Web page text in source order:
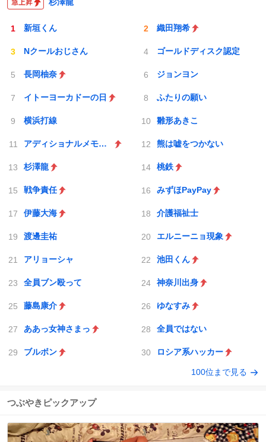
新垣くん 織田翔希
Nクールおじさん ゴールドディスク認定
長岡柚奈 ジョンヨン
イトーヨーカドーの日 ふたりの願い
横浜打線 雛形あきこ
アディショナルメモリー 熊は嘘をつかない
杉澤龍 桃鉄
戦争責任 みずほPayPay
伊藤大海 介護福祉士
渡邊圭祐 エルニーニョ現象
アリョーシャ 池田くん
全員ブン殴って 神奈川出身
藤島康介 ゆなすみ
ああっ女神さまっ 全員ではない
ブルボン ロシア系ハッカー
100位まで見る
つぶやきピックアップ